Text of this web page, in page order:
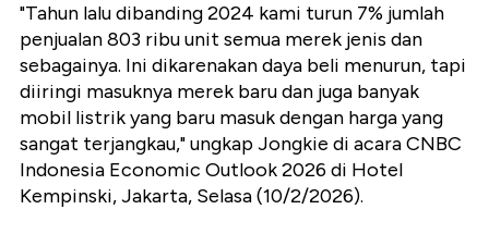
"Tahun lalu dibanding 2024 kami turun 7% jumlah
penjualan 803 ribu unit semua merek jenis dan
sebagainya. Ini dikarenakan daya beli menurun, tapi
diiringi masuknya merek baru dan juga banyak
mobil listrik yang baru masuk dengan harga yang
sangat terjangkau," ungkap Jongkie di acara CNBC
Indonesia Economic Outlook 2026 di Hotel
Kempinski, Jakarta, Selasa (10/2/2026).